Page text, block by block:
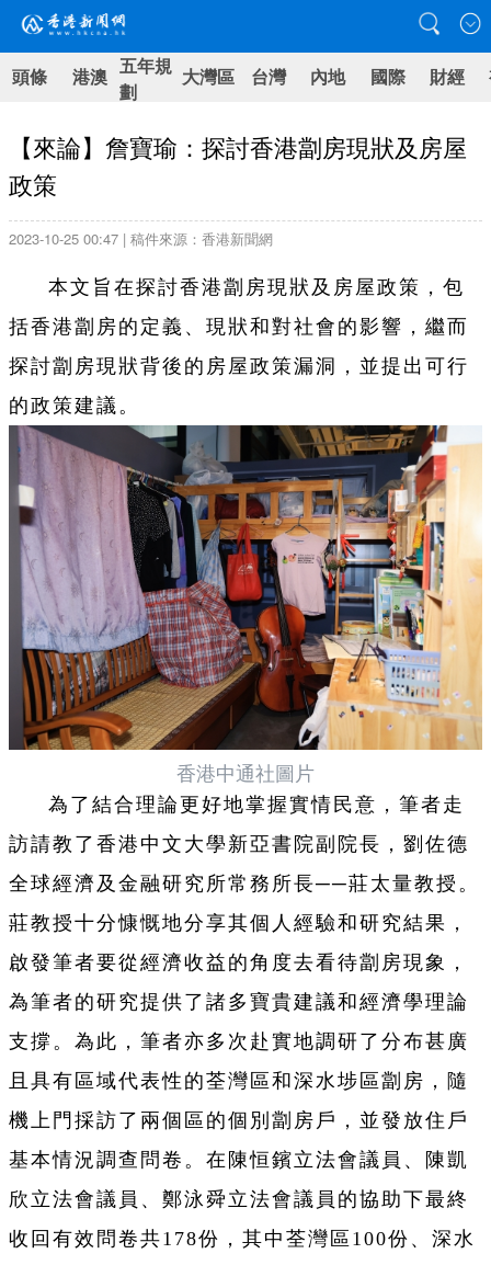
頭條 港澳 五年規
劃
大灣區 台灣 內地 國際 財經
【來論】詹寶瑜：探討香港劏房現狀及房屋
政策
2023-10-25 00:47 | 稿件來源：香港新聞網
本文旨在探討香港劏房現狀及房屋政策，包
括香港劏房的定義、現狀和對社會的影響，繼而
探討劏房現狀背後的房屋政策漏洞，並提出可行
的政策建議。
香港中通社圖片
為了結合理論更好地掌握實情民意，筆者走
訪請教了香港中文大學新亞書院副院長，劉佐德
全球經濟及金融研究所常務所長──莊太量教授。
莊教授十分慷慨地分享其個人經驗和研究結果，
啟發筆者要從經濟收益的角度去看待劏房現象，
為筆者的研究提供了諸多寶貴建議和經濟學理論
支撐。為此，筆者亦多次赴實地調研了分布甚廣
且具有區域代表性的荃灣區和深水埗區劏房，隨
機上門採訪了兩個區的個別劏房戶，並發放住戶
基本情況調查問卷。在陳恒鑌立法會議員、陳凱
欣立法會議員、鄭泳舜立法會議員的協助下最終
收回有效問卷共178份，其中荃灣區100份、深水